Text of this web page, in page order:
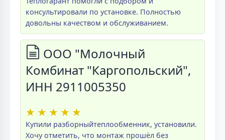
консультировали по установке. Полностью
довольны качеством и обслуживанием.
ООО "Молочный
Комбинат "Каргопольский",
ИНН 2911005350
★ ★ ★ ★ ★
Купили разборныйтеплообменник, установили.
Хочу отметить, что монтаж прошёл без